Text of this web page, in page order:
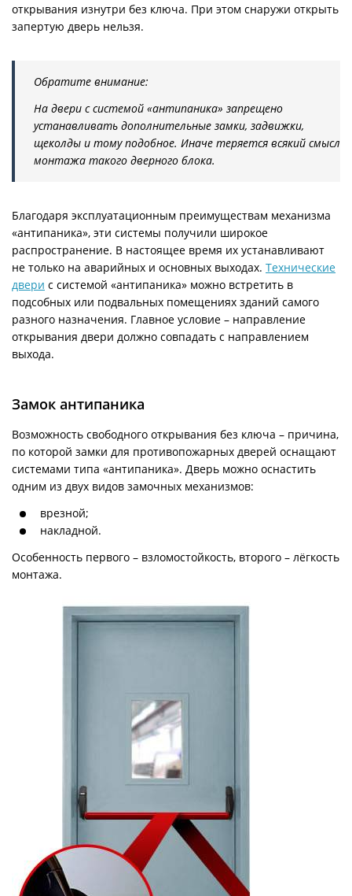
открывания изнутри без ключа. При этом снаружи открыть
запертую дверь нельзя.
Обратите внимание:
На двери с системой «антипаника» запрещено
устанавливать дополнительные замки, задвижки,
щеколды и тому подобное. Иначе теряется всякий смысл
монтажа такого дверного блока.
Благодаря эксплуатационным преимуществам механизма
«антипаника», эти системы получили широкое
распространение. В настоящее время их устанавливают
не только на аварийных и основных выходах. Технические
двери с системой «антипаника» можно встретить в
подсобных или подвальных помещениях зданий самого
разного назначения. Главное условие – направление
открывания двери должно совпадать с направлением
выхода.
Замок антипаника
Возможность свободного открывания без ключа – причина,
по которой замки для противопожарных дверей оснащают
системами типа «антипаника». Дверь можно оснастить
одним из двух видов замочных механизмов:
врезной;
накладной.
Особенность первого – взломостойкость, второго – лёгкость
монтажа.